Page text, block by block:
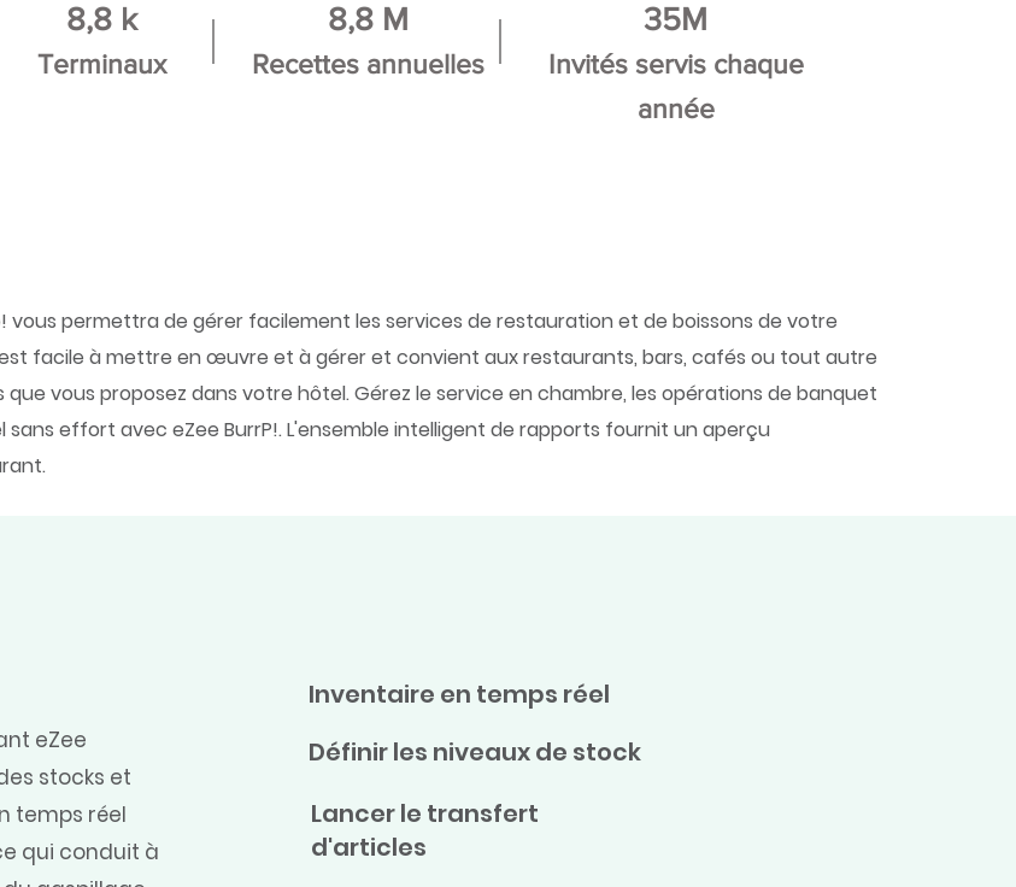
8,8 k
Terminaux
8,8 M
Recettes annuelles
35M
Invités servis chaque
année
vous permettra de gérer facilement les services de restauration et de boissons de votre
facile à mettre en œuvre et à gérer et convient aux restaurants, bars, cafés ou tout autre
vous proposez dans votre hôtel. Gérez le service en chambre, les opérations de banquet
effort avec eZee BurrP!. L'ensemble intelligent de rapports fournit un aperçu
eZee
stocks et
temps réel
qui conduit à
Inventaire en temps réel
Définir les niveaux de stock
Lancer le transfert
d'articles